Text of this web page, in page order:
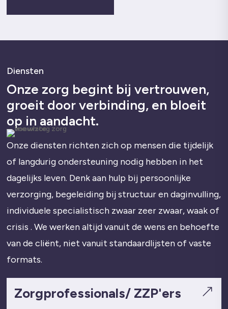
Diensten
Onze zorg begint bij vertrouwen,
groeit door verbinding, en bloeit
op in aandacht.
Onze diensten richten zich op mensen die tijdelijk
of langdurig ondersteuning nodig hebben in het
dagelijks leven. Denk aan hulp bij persoonlijke
verzorging, begeleiding bij structuur en daginvulling,
individuele specialistisch zwaar zeer zwaar, waak of
crisis . We werken altijd vanuit de wens en behoefte
van de cliënt, niet vanuit standaardlijsten of vaste
formats.
Zorgprofessionals/ ZZP'ers &